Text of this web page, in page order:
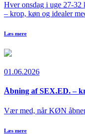
Hver onsdag i uge 27-
– krop, køn og idealer
Læs mere
01.06.2026
Åbning af SEX.ED. –
Vær med, når KØN
Læs mere